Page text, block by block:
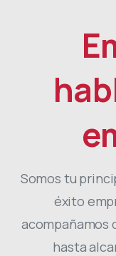
Somos tu
éxito
acompañamos
hasta